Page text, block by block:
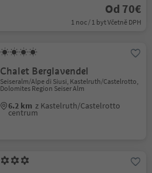
Od 70€
1 noc / 1 byt Včetně DPH
Chalet Berglavendel
Seiseralm/Alpe di Siusi, Kastelruth/Castelrotto,
Dolomites Region Seiser Alm
6.2 km z Kastelruth/Castelrotto
centrum